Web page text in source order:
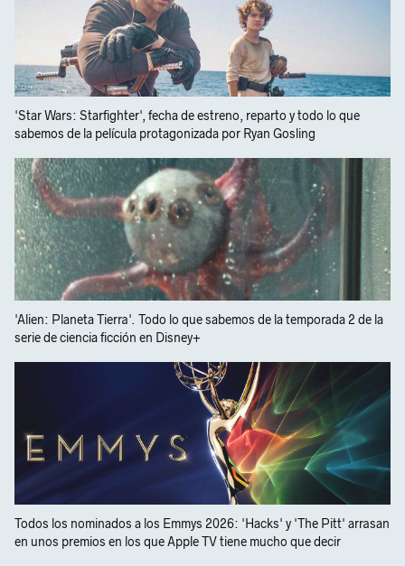
'Star Wars: Starfighter', fecha de estreno, reparto y todo lo que
sabemos de la película protagonizada por Ryan Gosling
'Alien: Planeta Tierra'. Todo lo que sabemos de la temporada 2 de la
serie de ciencia ficción en Disney+
Todos los nominados a los Emmys 2026: 'Hacks' y 'The Pitt' arrasan
en unos premios en los que Apple TV tiene mucho que decir